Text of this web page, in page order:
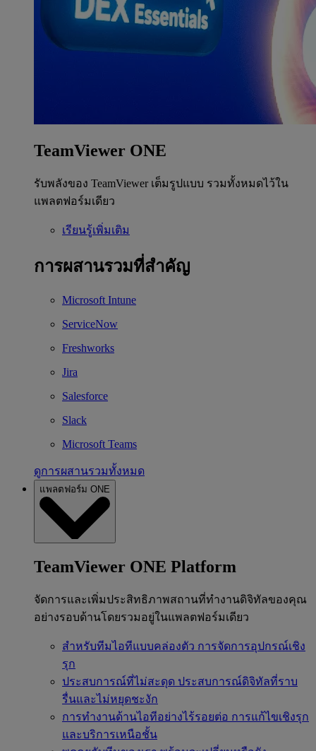
TeamViewer ONE
รับพลังของ TeamViewer เต็มรูปแบบ รวมทั้งหมดไว้ใน
แพลตฟอร์มเดียว
เรียนรู้เพิ่มเติม
การผสานรวมที่สำคัญ
Microsoft Intune
ServiceNow
Freshworks
Jira
Salesforce
Slack
Microsoft Teams
ดูการผสานรวมทั้งหมด
แพลตฟอร์ม ONE
TeamViewer ONE Platform
จัดการและเพิ่มประสิทธิภาพสถานที่ทำงานดิจิทัลของคุณ
อย่างรอบด้านโดยรวมอยู่ในแพลตฟอร์มเดียว
สำหรับทีมไอทีแบบคล่องตัว การจัดการอุปกรณ์เชิง
รุก
ประสบการณ์ที่ไม่สะดุด ประสบการณ์ดิจิทัลที่ราบ
รื่นและไม่หยุดชะงัก
การทำงานด้านไอทีอย่างไร้รอยต่อ การแก้ไขเชิงรุก
และบริการเหนือชั้น